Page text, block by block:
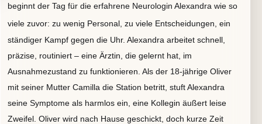
beginnt der Tag für die erfahrene Neurologin Alexandra wie so
viele zuvor: zu wenig Personal, zu viele Entscheidungen, ein
ständiger Kampf gegen die Uhr. Alexandra arbeitet schnell,
präzise, routiniert – eine Ärztin, die gelernt hat, im
Ausnahmezustand zu funktionieren. Als der 18-jährige Oliver
mit seiner Mutter Camilla die Station betritt, stuft Alexandra
seine Symptome als harmlos ein, eine Kollegin äußert leise
Zweifel. Oliver wird nach Hause geschickt, doch kurze Zeit